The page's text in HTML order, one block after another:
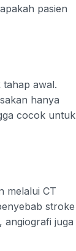
pasien
tahap awal.
hanya
cocok untuk
melalui CT
stroke
angiografi juga